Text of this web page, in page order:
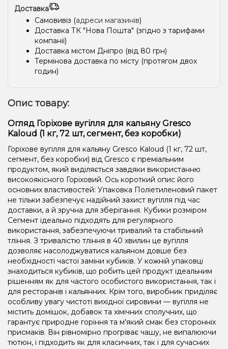
Доставка
Самовивіз (адреси магазинів)
Доставка ТК "Нова Пошта" (згідно з тарифами
компанії)
Доставка містом Дніпро (від 80 грн)
Термінова доставка по місту (протягом двох
годин)
Опис товару:
Огляд Горіхове вугілля для кальяну Gresco
Kaloud (1 кг, 72 шт, сегмент, без коробки)
Горіхове вугілля для кальяну Gresco Kaloud (1 кг, 72 шт,
сегмент, без коробки) від Gresco є преміальним
продуктом, який виділяється завдяки використанню
високоякісного Горіховий. Ось короткий опис його
основних властивостей: Упаковка Поліетиленовий пакет
не тільки забезпечує надійний захист вугілля під час
доставки, а й зручна для зберігання. Кубики розміром
Сегмент ідеально підходять для регулярного
використання, забезпечуючи тривалий та стабільний
тління. З тривалістю тління в 40 хвилин це вугілля
дозволяє насолоджуватися кальяном довше без
необхідності частої заміни кубиків. У кожній упаковці
знаходиться кубиків, що робить цей продукт ідеальним
рішенням як для частого особистого використання, так і
для ресторанів і кальянних. Крім того, виробник приділяє
особливу увагу чистоті вихідної сировини — вугілля не
містить домішок, добавок та хімічних сполучних, що
гарантує природне горіння та м'який смак без сторонніх
присмаків. Він рівномірно прогріває чашу, не випалюючи
тютюн, і підходить як для класичних, так і для сучасних